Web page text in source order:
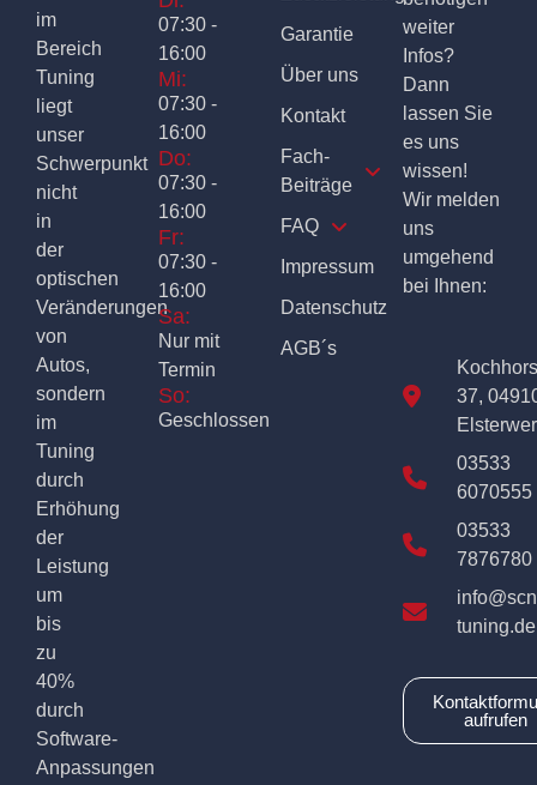
im
Bereich
Tuning
liegt
unser
Schwerpunkt
nicht
in
der
optischen
Veränderungen
von
Autos,
sondern
im
Tuning
durch
Erhöhung
der
Leistung
um
bis
zu
40%
durch
Software-
Anpassungen
07:30 -
16:00
Mi:
07:30 -
16:00
Do:
07:30 -
16:00
Fr:
07:30 -
16:00
Sa:
Nur mit
Termin
So:
Geschlossen
Garantie
Über uns
Kontakt
Fach-
Beiträge
FAQ
Impressum
Datenschutz
AGB´s
weiter
Infos?
Dann
lassen Sie
es uns
wissen!
Wir melden
uns
umgehend
bei Ihnen:
37,
03533
6070555
03533
7876780
tuning.de
aufrufen